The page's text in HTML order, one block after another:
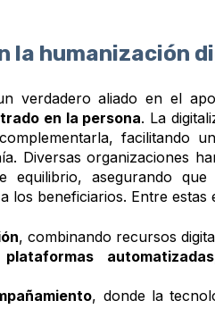
la humanización
verdadero aliado en el
en la persona. La
facilitando
Diversas organizaciones
equilibrio, asegurando
los beneficiarios. Entre estas
, combinando recursos
automatizadas
, donde la